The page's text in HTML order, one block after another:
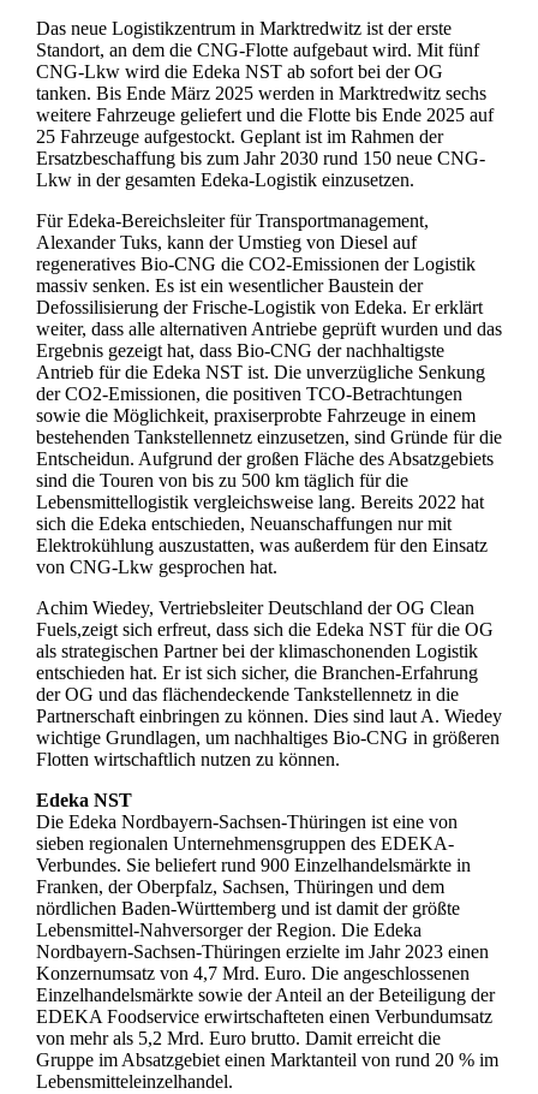
Das neue Logistikzentrum in Marktredwitz ist der erste
Standort, an dem die CNG-Flotte aufgebaut wird. Mit fünf
CNG-Lkw wird die Edeka NST ab sofort bei der OG
tanken. Bis Ende März 2025 werden in Marktredwitz sechs
weitere Fahrzeuge geliefert und die Flotte bis Ende 2025 auf
25 Fahrzeuge aufgestockt. Geplant ist im Rahmen der
Ersatzbeschaffung bis zum Jahr 2030 rund 150 neue CNG-
Lkw in der gesamten Edeka-Logistik einzusetzen.
Für Edeka-Bereichsleiter für Transportmanagement,
Alexander Tuks, kann der Umstieg von Diesel auf
regeneratives Bio-CNG die CO2-Emissionen der Logistik
massiv senken. Es ist ein wesentlicher Baustein der
Defossilisierung der Frische-Logistik von Edeka. Er erklärt
weiter, dass alle alternativen Antriebe geprüft wurden und das
Ergebnis gezeigt hat, dass Bio-CNG der nachhaltigste
Antrieb für die Edeka NST ist. Die unverzügliche Senkung
der CO2-Emissionen, die positiven TCO-Betrachtungen
sowie die Möglichkeit, praxiserprobte Fahrzeuge in einem
bestehenden Tankstellennetz einzusetzen, sind Gründe für die
Entscheidun. Aufgrund der großen Fläche des Absatzgebiets
sind die Touren von bis zu 500 km täglich für die
Lebensmittellogistik vergleichsweise lang. Bereits 2022 hat
sich die Edeka entschieden, Neuanschaffungen nur mit
Elektrokühlung auszustatten, was außerdem für den Einsatz
von CNG-Lkw gesprochen hat.
Achim Wiedey, Vertriebsleiter Deutschland der OG Clean
Fuels,zeigt sich erfreut, dass sich die Edeka NST für die OG
als strategischen Partner bei der klimaschonenden Logistik
entschieden hat. Er ist sich sicher, die Branchen-Erfahrung
der OG und das flächendeckende Tankstellennetz in die
Partnerschaft einbringen zu können. Dies sind laut A. Wiedey
wichtige Grundlagen, um nachhaltiges Bio-CNG in größeren
Flotten wirtschaftlich nutzen zu können.
Edeka NST
Die Edeka Nordbayern-Sachsen-Thüringen ist eine von
sieben regionalen Unternehmensgruppen des EDEKA-
Verbundes. Sie beliefert rund 900 Einzelhandelsmärkte in
Franken, der Oberpfalz, Sachsen, Thüringen und dem
nördlichen Baden-Württemberg und ist damit der größte
Lebensmittel-Nahversorger der Region. Die Edeka
Nordbayern-Sachsen-Thüringen erzielte im Jahr 2023 einen
Konzernumsatz von 4,7 Mrd. Euro. Die angeschlossenen
Einzelhandelsmärkte sowie der Anteil an der Beteiligung der
EDEKA Foodservice erwirtschafteten einen Verbundumsatz
von mehr als 5,2 Mrd. Euro brutto. Damit erreicht die
Gruppe im Absatzgebiet einen Marktanteil von rund 20 % im
Lebensmitteleinzelhandel.